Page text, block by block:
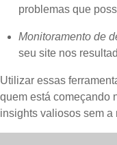
problemas que
Monitoramento de
seu site nos
Utilizar essas
quem está começando
insights valiosos sem